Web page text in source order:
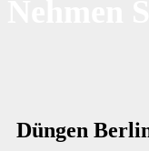
Düngen